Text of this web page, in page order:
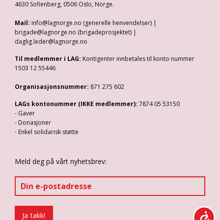
4630 Sofienberg, 0506 Oslo, Norge.
Mail: info@lagnorge.no (generelle henvendelser) |
brigade@lagnorge.no (brigadeprosjektet) |
daglig.leder@lagnorge.no
Til medlemmer i LAG: Kontigenter innbetales til konto nummer
1503 12 55446
Organisasjonsnummer: 871 275 602
LAGs kontonummer (IKKE medlemmer): 7874 05 53150
- Gaver
- Donasjoner
- Enkel solidarisk støtte
Meld deg på vårt nyhetsbrev: